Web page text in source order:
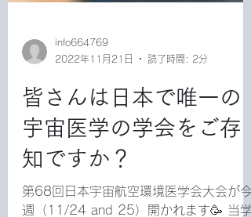
info664769
2022年11月21日
読了時間: 2分
皆さんは日本で唯一の
宇宙医学の学会をご存